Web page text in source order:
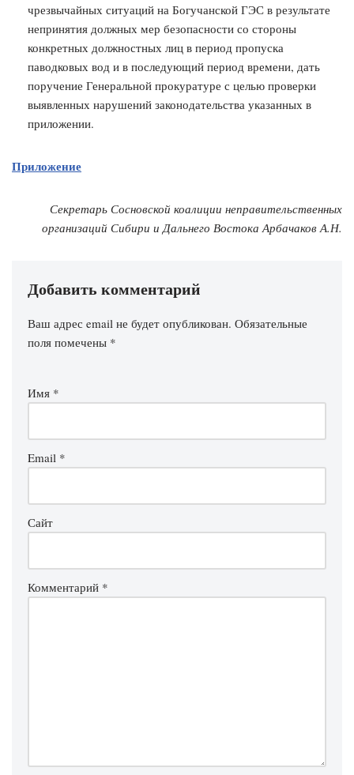
чрезвычайных ситуаций на Богучанской ГЭС в результате
непринятия должных мер безопасности со стороны
конкретных должностных лиц в период пропуска
паводковых вод и в последующий период времени, дать
поручение Генеральной прокуратуре с целью проверки
выявленных нарушений законодательства указанных в
приложении.
Приложение
Секретарь Сосновской коалиции неправительственных
организаций Сибири и Дальнего Востока Арбачаков А.Н.
Добавить комментарий
Ваш адрес email не будет опубликован. Обязательные
поля помечены *
Имя *
Email *
Сайт
Комментарий *